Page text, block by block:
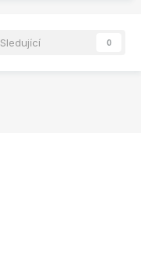
Sledující 0